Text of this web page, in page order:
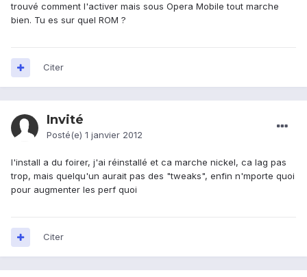
trouvé comment l'activer mais sous Opera Mobile tout marche
bien. Tu es sur quel ROM ?
Citer
Invité
Posté(e) 1 janvier 2012
l'install a du foirer, j'ai réinstallé et ca marche nickel, ca lag pas
trop, mais quelqu'un aurait pas des "tweaks", enfin n'mporte quoi
pour augmenter les perf quoi
Citer